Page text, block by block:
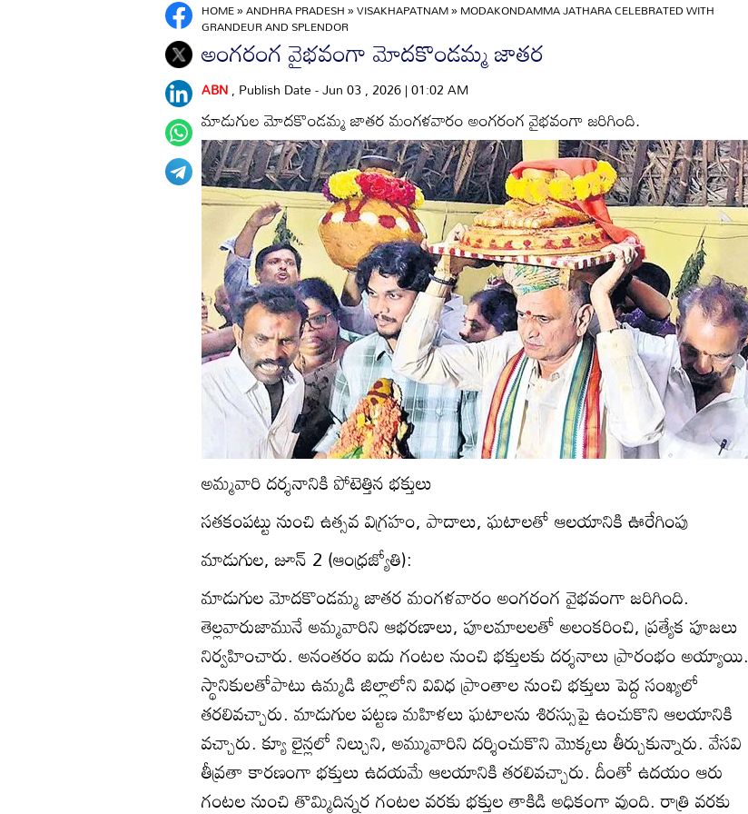
HOME»ANDHRA PRADESH»VISAKHAPATNAM»MODAKONDAMMA JATHARA CELEBRATED WITH
GRANDEUR AND SPLENDOR
అంగరంగ వైభవంగా మోదకొండమ్మ జాతర
ABN, Publish Date - Jun 03 , 2026 | 01:02 AM
మాడుగుల మోదకొండమ్మ జాతర మంగళవారం అంగరంగ వైభవంగా జరిగింది.
అమ్మవారి దర్శనానికి పోటెత్తిన భక్తులు
సతకంపట్టు నుంచి ఉత్సవ విగ్రహం, పాదాలు, ఘటాలతో ఆలయానికి ఊరేగింపు
మాడుగుల, జూన్‌ 2 (ఆంధ్రజ్యోతి):
మాడుగుల మోదకొండమ్మ జాతర మంగళవారం అంగరంగ వైభవంగా జరిగింది.
తెల్లవారుజామునే అమ్మవారిని ఆభరణాలు, పూలమాలలతో అలంకరించి, ప్రత్యేక పూజలు
నిర్వహించారు. అనంతరం ఐదు గంటల నుంచి భక్తులకు దర్శనాలు ప్రారంభం అయ్యాయి.
స్థానికులతోపాటు ఉమ్మడి జిల్లాలోని వివిధ ప్రాంతాల నుంచి భక్తులు పెద్ద సంఖ్యలో
తరలివచ్చారు. మాడుగుల పట్టణ మహిళలు ఘటాలను శిరస్సుపై ఉంచుకొని ఆలయానికి
వచ్చారు. క్యూ లైన్లలో నిల్చుని, అమ్మువారిని దర్శించుకొని మొక్కలు తీర్చుకున్నారు. వేసవి
తీవ్రతా కారణంగా భక్తులు ఉదయమే ఆలయానికి తరలివచ్చారు. దీంతో ఉదయం ఆరు
గంటల నుంచి తొమ్మిదిన్నర గంటల వరకు భక్తుల తాకిడి అధికంగా వుంది. రాత్రి వరకు